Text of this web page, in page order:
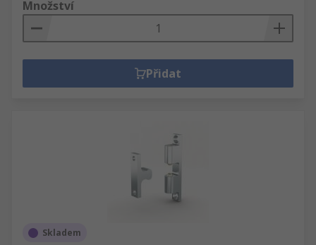
Množství
Přidat
Skladem